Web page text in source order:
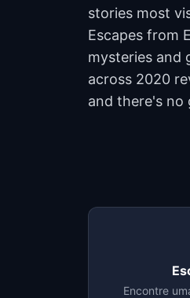
stories most
Escapes from
mysteries and
across 2020
and there's no
Encontre